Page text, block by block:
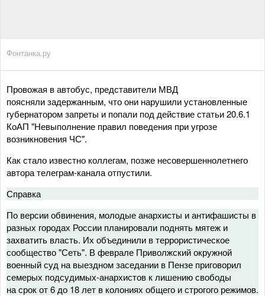
Фонтанка.ру
Провожая в автобус, представители МВД
поясняли задержанным, что они нарушили установленные
губернатором запреты и попали под действие статьи 20.6.1
КоАП "Невыполнение правил поведения при угрозе
возникновения ЧС".
Как стало известно коллегам, позже несовершеннолетнего
автора телеграм-канала отпустили.
Справка
По версии обвинения, молодые анархисты и антифашисты в
разных городах России планировали поднять мятеж и
захватить власть. Их объединили в террористическое
сообщество "Сеть". В феврале Приволжский окружной
военный суд на выездном заседании в Пензе приговорил
семерых подсудимых-анархистов к лишению свободы
на срок от 6 до 18 лет в колониях общего и строгого режимов.